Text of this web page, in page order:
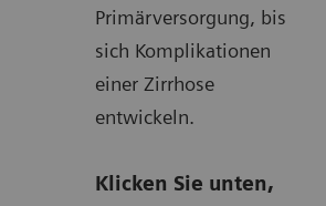
Primärversorgung, bis
sich Komplikationen
einer Zirrhose
entwickeln.
Klicken Sie unten,